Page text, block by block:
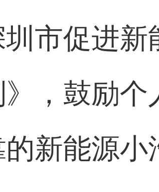
市促进新
，鼓励个
新能源小